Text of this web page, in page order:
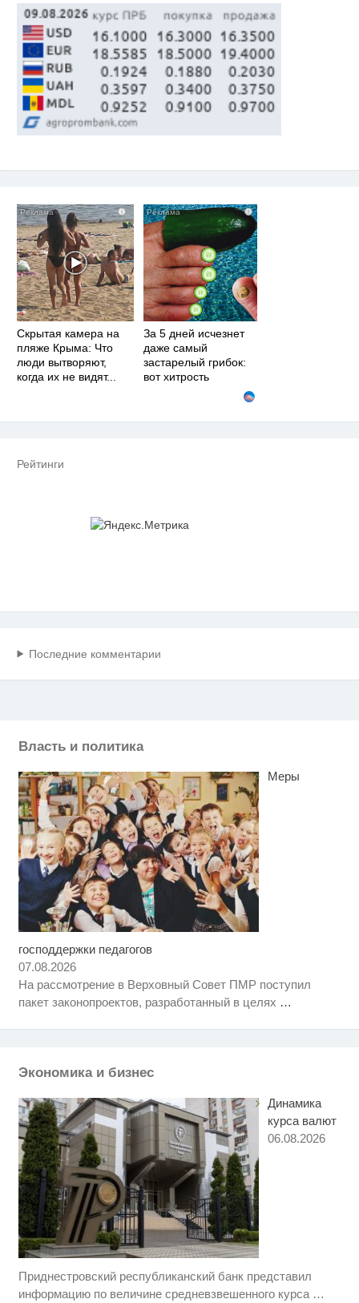
i
Скрытая камера на
пляже Крыма: Что
люди вытворяют,
когда их не видят...
i
За 5 дней исчезнет
даже самый
застарелый грибок:
вот хитрость
Рейтинги
Последние комментарии
Власть и политика
Меры
господдержки педагогов
07.08.2026
На рассмотрение в Верховный Совет ПМР поступил
пакет законопроектов, разработанный в целях …
Экономика и бизнес
Динамика
курса валют
06.08.2026
Приднестровский республиканский банк представил
информацию по величине средневзвешенного курса …
Ролик длится несколько секунд,
Скрытая камера на пляже
Крыма: Что люди вытворяют,
i
Королева вагона отожгла! Видео